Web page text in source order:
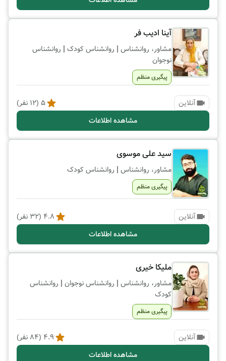
آینا ادیب فر
مشاور، روانشناس | روانشناس کودک | روانشناس
نوجوان
پیگیری منظم
آنلاین 5
(
12 نفر)
مشاهده اطلاعات
سید علی موسوی
مشاور، روانشناس | روانشناس کودک
پیگیری منظم
آنلاین 4.8
(
32 نفر)
مشاهده اطلاعات
ملیکا خیری
مشاور، روانشناس | روانشناس نوجوان | روانشناس
کودک
پیگیری منظم
آنلاین 4.9
(
84 نفر)
مشاهده اطلاعات